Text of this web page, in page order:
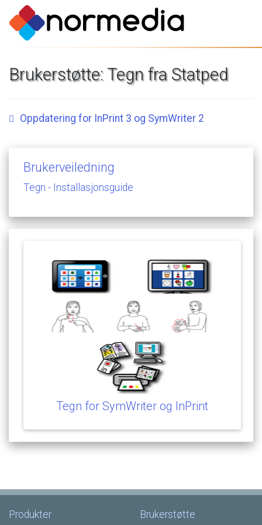
Brukerstøtte: Tegn fra Statped
Oppdatering for InPrint 3 og SymWriter 2
Brukerveiledning
Tegn - Installasjonsguide
Tegn for SymWriter og InPrint
Produkter
Brukerstøtte